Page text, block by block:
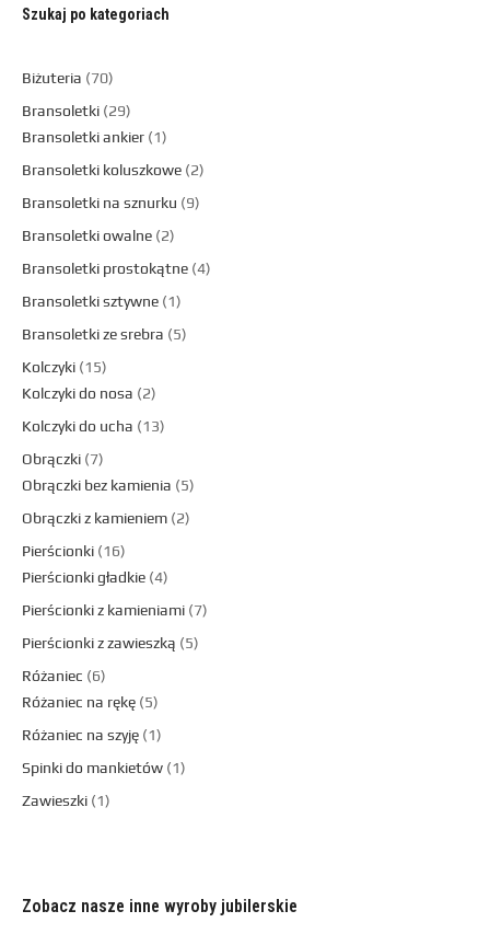
Szukaj po kategoriach
Biżuteria
70
Bransoletki 29
Bransoletki ankier 1
Bransoletki koluszkowe 2
Bransoletki na sznurku
9
Bransoletki owalne 2
Bransoletki prostokątne 4
Bransoletki sztywne 1
Bransoletki ze srebra
5
Kolczyki 15
Kolczyki do nosa
2
Kolczyki do ucha
13
Obrączki 7
Obrączki bez kamienia
5
Obrączki z kamieniem 2
Pierścionki 16
Pierścionki gładkie 4
Pierścionki z kamieniami 7
Pierścionki z zawieszką
5
Różaniec
6
Różaniec na rękę 5
Różaniec na szyję 1
Spinki do mankietów 1
Zawieszki 1
Zobacz nasze inne wyroby jubilerskie